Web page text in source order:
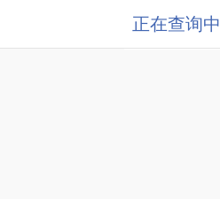
正在查询中